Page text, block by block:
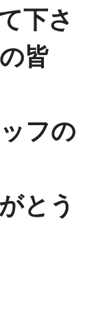
下さ
皆
フの
とう